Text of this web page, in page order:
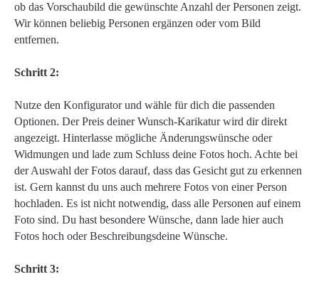
ob das Vorschaubild die gewünschte Anzahl der Personen zeigt.
Wir können beliebig Personen ergänzen oder vom Bild
entfernen.
Schritt 2:
Nutze den Konfigurator und wähle für dich die passenden
Optionen. Der Preis deiner Wunsch-Karikatur wird dir direkt
angezeigt. Hinterlasse mögliche Änderungswünsche oder
Widmungen und lade zum Schluss deine Fotos hoch. Achte bei
der Auswahl der Fotos darauf, dass das Gesicht gut zu erkennen
ist. Gern kannst du uns auch mehrere Fotos von einer Person
hochladen. Es ist nicht notwendig, dass alle Personen auf einem
Foto sind. Du hast besondere Wünsche, dann lade hier auch
Fotos hoch oder Beschreibungsdeine Wünsche.
Schritt 3: